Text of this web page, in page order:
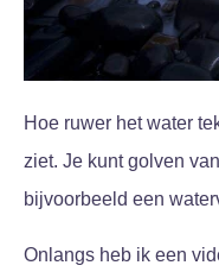
Hoe ruwer het water
ziet. Je kunt golven
bijvoorbeeld een
Onlangs heb ik een